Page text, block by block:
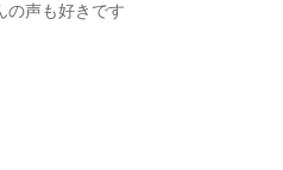
の声も好きです